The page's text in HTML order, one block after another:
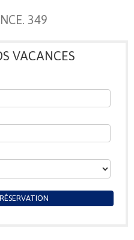
349
VACANCES